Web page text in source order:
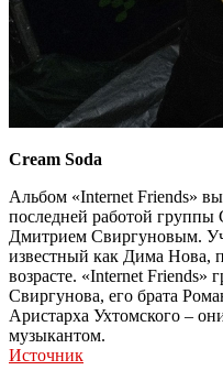
Cream Soda
Альбом «Internet Friends»
последней работой группы
Дмитрием Свиргуновым.
известный как Дима Нова,
возрасте. «Internet Friends»
Свиргунова, его брата
Аристарха Ухтомского –
музыкантом.
Источник